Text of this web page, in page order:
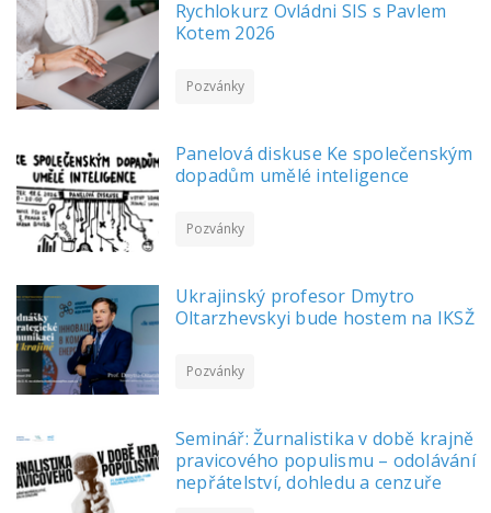
Rychlokurz Ovládni SIS s Pavlem
Kotem 2026
Pozvánky
Panelová diskuse Ke společenským
dopadům umělé inteligence
Pozvánky
Ukrajinský profesor Dmytro
Oltarzhevskyi bude hostem na IKSŽ
Pozvánky
Seminář: Žurnalistika v době krajně
pravicového populismu – odolávání
nepřátelství, dohledu a cenzuře